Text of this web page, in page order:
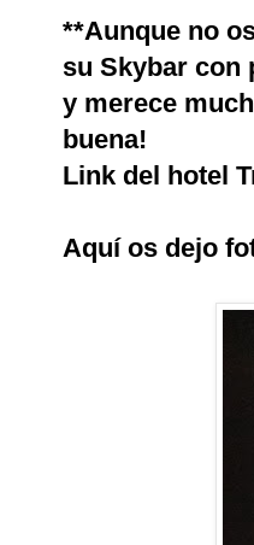
**Aunque no
su Skybar con
y merece
buena!
Link del hotel
Aquí os dejo